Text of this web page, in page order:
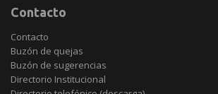
Contacto
Contacto
Buzón de quejas
Buzón de sugerencias
Directorio Institucional